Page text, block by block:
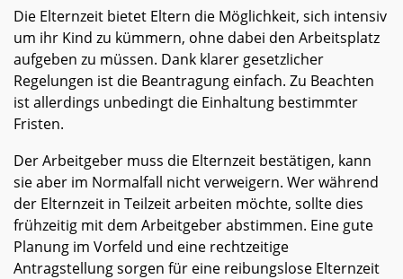
Die Elternzeit bietet Eltern die Möglichkeit, sich intensiv
um ihr Kind zu kümmern, ohne dabei den Arbeitsplatz
aufgeben zu müssen. Dank klarer gesetzlicher
Regelungen ist die Beantragung einfach. Zu Beachten
ist allerdings unbedingt die Einhaltung bestimmter
Fristen.
Der Arbeitgeber muss die Elternzeit bestätigen, kann
sie aber im Normalfall nicht verweigern. Wer während
der Elternzeit in Teilzeit arbeiten möchte, sollte dies
frühzeitig mit dem Arbeitgeber abstimmen. Eine gute
Planung im Vorfeld und eine rechtzeitige
Antragstellung sorgen für eine reibungslose Elternzeit